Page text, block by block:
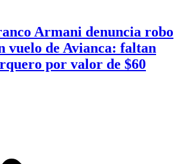
Armani denuncia robo
vuelo de Avianca: faltan
por valor de $60